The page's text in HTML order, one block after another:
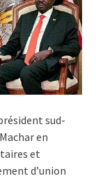
sud-
en
et
d’union